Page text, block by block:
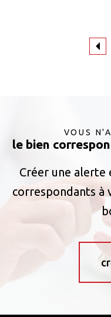
VOUS
le bien
Créer une alerte
correspondants à